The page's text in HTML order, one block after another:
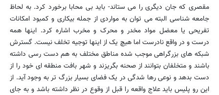
مقصری که جان دیگری را می ستاند- باید بی محابا برخورد کرد. به لحاظ
جامعه شناسی البته می توان به مواردی از جمله بیکاری و کمبود امکانات
تفریحی یا معضل مواد مخدر و محرک و مخرب اشاره کرد. اینها همه
درست و در واقع نادرست اما هیچ یک از اینها توجیه تخلف نیست. گسترش
شبکه های بزرگراهی موجب شده مناطق مختلف به هم دست رسی داشته
باشند و متخلفان بتوانند از صحنه بگریزند و شهر بافت منطقه ای خود را از
دست بدهد و نوعی رها شدگی در یک فضای بسیار بزرگ تر به وجود آید. از
این رو پلیس باید علاج واقعه را قبل از وقوع در نظر داشته باشد و به جای